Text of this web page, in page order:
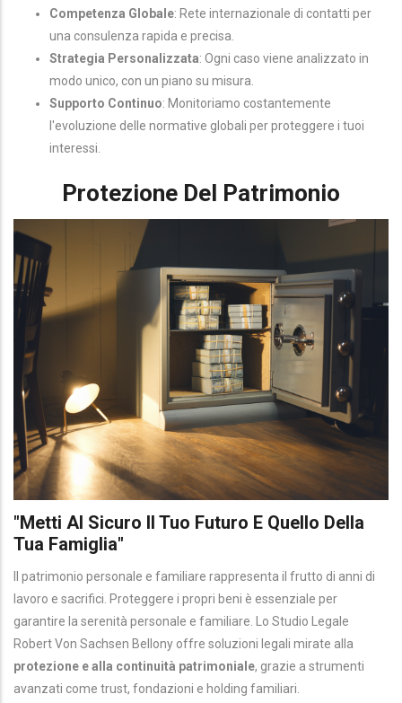
Competenza Globale: Rete internazionale di contatti per
una consulenza rapida e precisa.
Strategia Personalizzata: Ogni caso viene analizzato in
modo unico, con un piano su misura.
Supporto Continuo: Monitoriamo costantemente
l'evoluzione delle normative globali per proteggere i tuoi
interessi.
Protezione Del Patrimonio
"Metti Al Sicuro Il Tuo Futuro E Quello Della
Tua Famiglia"
Il patrimonio personale e familiare rappresenta il frutto di anni di
lavoro e sacrifici. Proteggere i propri beni è essenziale per
garantire la serenità personale e familiare. Lo Studio Legale
Robert Von Sachsen Bellony offre soluzioni legali mirate alla
protezione e alla continuità patrimoniale, grazie a strumenti
avanzati come trust, fondazioni e holding familiari.